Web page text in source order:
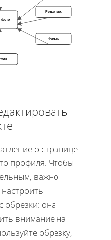
фото
Редактир.
Фильтр
о странице
профиля. Чтобы
важно
обрезки: она
внимание на
обрезку,